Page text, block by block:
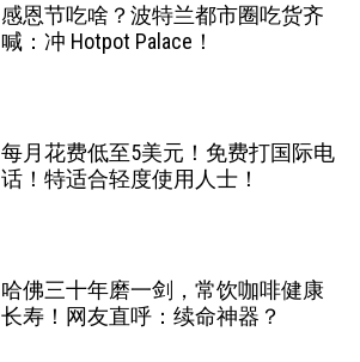
感恩节吃啥？波特兰都市圈吃货齐
喊：冲 Hotpot Palace！
每月花费低至5美元！免费打国际电
话！特适合轻度使用人士！
哈佛三十年磨一剑，常饮咖啡健康
长寿！网友直呼：续命神器？